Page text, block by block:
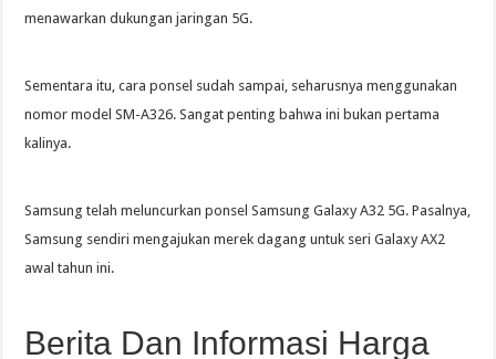
menawarkan dukungan jaringan 5G.
Sementara itu, cara ponsel sudah sampai, seharusnya menggunakan
nomor model SM-A326. Sangat penting bahwa ini bukan pertama
kalinya.
Samsung telah meluncurkan ponsel Samsung Galaxy A32 5G. Pasalnya,
Samsung sendiri mengajukan merek dagang untuk seri Galaxy AX2
awal tahun ini.
Berita Dan Informasi Harga